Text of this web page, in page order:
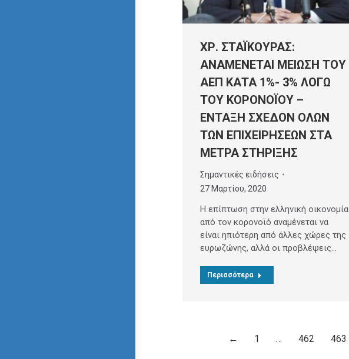
ΧΡ. ΣΤΑΪΚΟΥΡΑΣ:
ΑΝΑΜΕΝΕΤΑΙ ΜΕΙΩΣΗ ΤΟΥ
ΑΕΠ ΚΑΤΑ 1%- 3% ΛΟΓΩ
ΤΟΥ ΚΟΡOΝΟΪΟΥ –
ΕΝΤΑΞΗ ΣΧΕΔΟΝ ΟΛΩΝ
ΤΩΝ ΕΠΙΧΕΙΡΗΣΕΩΝ ΣΤΑ
ΜΕΤΡΑ ΣΤΗΡΙΞΗΣ
Σημαντικές ειδήσεις
27 Μαρτίου, 2020
Η επίπτωση στην ελληνική οικονομία
από τον κορονοϊό αναμένεται να
είναι ηπιότερη από άλλες χώρες της
ευρωζώνης, αλλά οι προβλέψεις…
Περισσότερα
← 1 … 462 463